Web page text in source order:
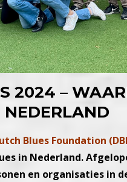
2024 –
NEDERLAND
Blues Foundation
in Nederland.
en organisaties in